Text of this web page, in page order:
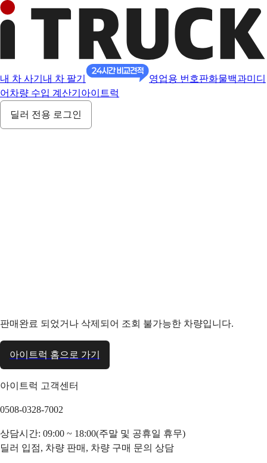
내 차 사기 내 차 팔기 영업용 번호판화물백과미디
어 차량 수입 계산기 아이트럭
딜러 전용 로그인
판매완료 되었거나 삭제되어 조회 불가능한 차량입니다.
아이트럭 홈으로 가기
아이트럭 고객센터
0508-0328-7002
상담시간: 09:00 ~ 18:00(주말 및 공휴일 휴무)
딜러 입점, 차량 판매, 차량 구매 문의 상담